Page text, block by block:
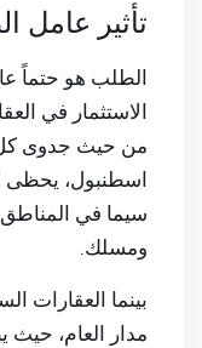
تأثير عامل
الطلب هو حتماً
الاستثمار في
من حيث جدوى كل
اسطنبول، يحظى
سيما في
ومسلك.
بينما العقارات
مدار العام،